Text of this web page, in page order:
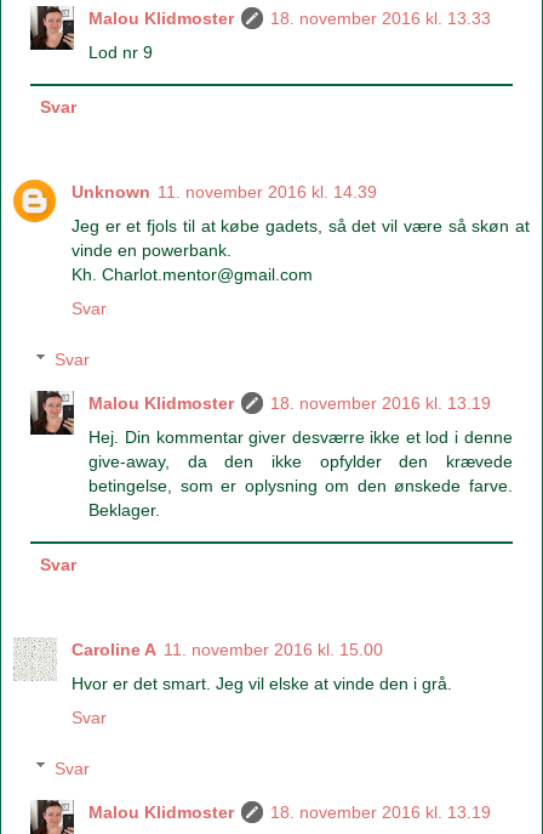
Malou Klidmoster
18. november 2016 kl. 13.33
Lod nr 9
Svar
Unknown 11. november 2016 kl. 14.39
Jeg er et fjols til at købe gadets, så det vil være så skøn at
vinde en powerbank.
Kh. Charlot.mentor@gmail.com
Svar
Svar
Malou Klidmoster
18. november 2016 kl. 13.19
Hej. Din kommentar giver desværre ikke et lod i denne
give-away, da den ikke opfylder den krævede
betingelse, som er oplysning om den ønskede farve.
Beklager.
Svar
Caroline A 11. november 2016 kl. 15.00
Hvor er det smart. Jeg vil elske at vinde den i grå.
Svar
Svar
Malou Klidmoster
18. november 2016 kl. 13.19